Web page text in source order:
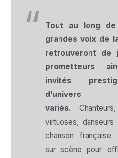
Tout au long
grandes voix de
retrouveront de
prometteurs
invités
d’univers
variés.
virtuoses,
chanson française
sur scène pour